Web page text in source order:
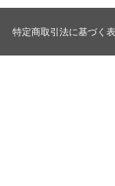
コンバータ
TBC/FS
特定商取引法に基づく